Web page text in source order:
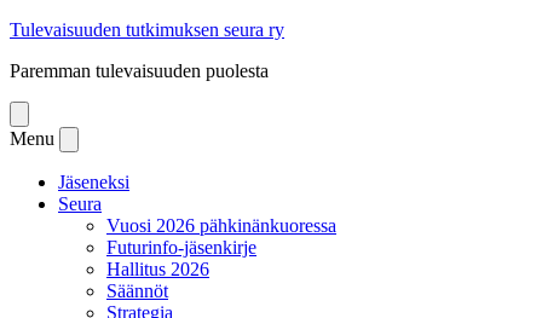
Skip
content
Tulevaisuuden tutkimuksen seura ry
Paremman tulevaisuuden puolesta
menu
Menu
menu
Jäseneksi
Seura
Vuosi 2026 pähkinänkuoressa
Futurinfo-jäsenkirje
Hallitus 2026
Säännöt
Strategia